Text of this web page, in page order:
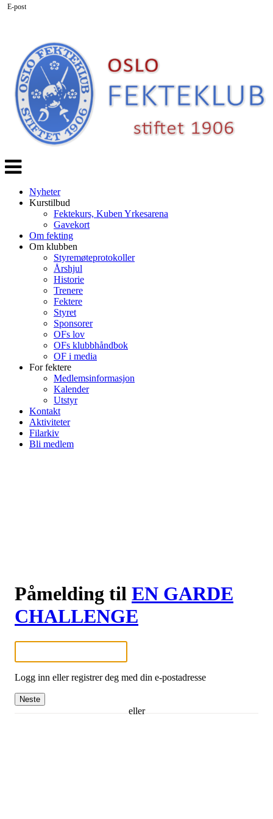
Veksle
navigasjon
Nyheter
Kurstilbud
Fektekurs, Kuben Yrkesarena
Gavekort
Om fekting
Om klubben
Styremøteprotokoller
Årshjul
Historie
Trenere
Fektere
Styret
Sponsorer
OFs lov
OFs klubbhåndbok
OF i media
For fektere
Medlemsinformasjon
Kalender
Utstyr
Kontakt
Aktiviteter
Filarkiv
Bli medlem
Påmelding til EN GARDE
CHALLENGE
E-post
Logg inn eller registrer deg med din e-postadresse
Neste
eller